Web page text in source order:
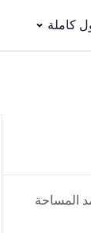
كاملة
المساحة